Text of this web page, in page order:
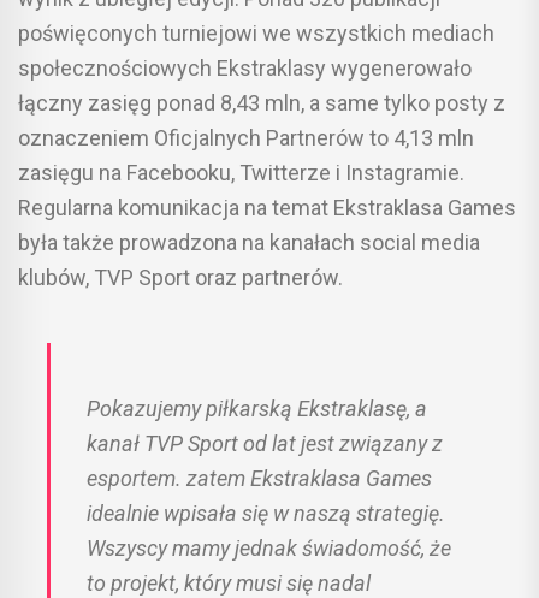
poświęconych turniejowi we wszystkich mediach
społecznościowych Ekstraklasy wygenerowało
łączny zasięg ponad 8,43 mln, a same tylko posty z
oznaczeniem Oficjalnych Partnerów to 4,13 mln
zasięgu na Facebooku, Twitterze i Instagramie.
Regularna komunikacja na temat Ekstraklasa Games
była także prowadzona na kanałach social media
klubów, TVP Sport oraz partnerów.
Pokazujemy piłkarską Ekstraklasę, a
kanał TVP Sport od lat jest związany z
esportem. zatem Ekstraklasa Games
idealnie wpisała się w naszą strategię.
Wszyscy mamy jednak świadomość, że
to projekt, który musi się nadal